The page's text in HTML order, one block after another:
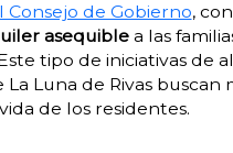
Consejo de Gobierno,
asequiblea las
tipo de iniciativas de
Luna de Rivas buscan
de los residentes.